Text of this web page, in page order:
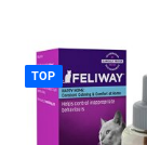
TOP